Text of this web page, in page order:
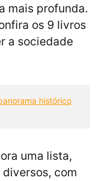
mais profunda.
os 9 livros
a sociedade
histórico
uma lista,
com